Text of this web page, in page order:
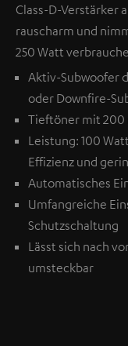
Class-D-Verstärker
rauscharm und
250 Watt
Aktiv-Subwoofer
oder Downfire-
Tieftöner mit 200
Leistung: 100
Effizienz und
Automatisches
Umfangreiche
Schutzschaltung
Lässt sich nach
umsteckbar